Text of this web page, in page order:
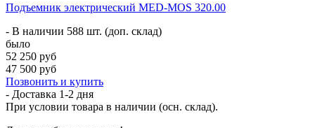
Подъемник электрический MED-MOS 320.00
- В наличии 588 шт. (доп. склад)
было
52 250 руб
47 500 руб
Позвонить и купить
- Доставка 1-2 дня
При условии товара в наличии (осн. склад).